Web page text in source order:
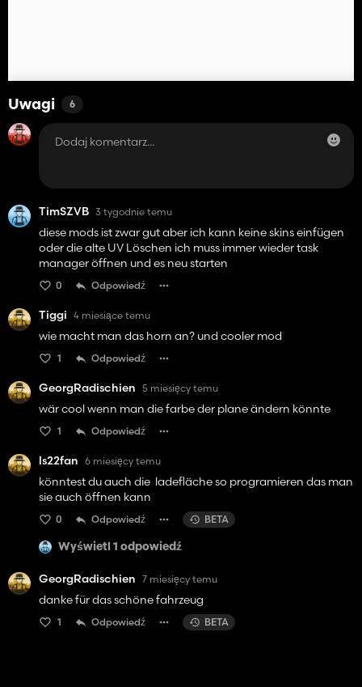
Uwagi 6
TimSZVB 3 tygodnie temu
diese mods ist zwar gut aber ich kann keine skins einfügen
oder die alte UV Löschen ich muss immer wieder task
manager öffnen und es neu starten
0 Odpowiedź
Tiggi 4 miesiące temu
wie macht man das horn an? und cooler mod
1 Odpowiedź
GeorgRadischien 5 miesięcy temu
wär cool wenn man die farbe der plane ändern könnte
1 Odpowiedź
ls22fan 6 miesięcy temu
könntest du auch die ladefläche so programieren das man
sie auch öffnen kann
0 Odpowiedź BETA
Wyświetl 1 odpowiedź
GeorgRadischien 7 miesięcy temu
danke für das schöne fahrzeug
1 Odpowiedź BETA